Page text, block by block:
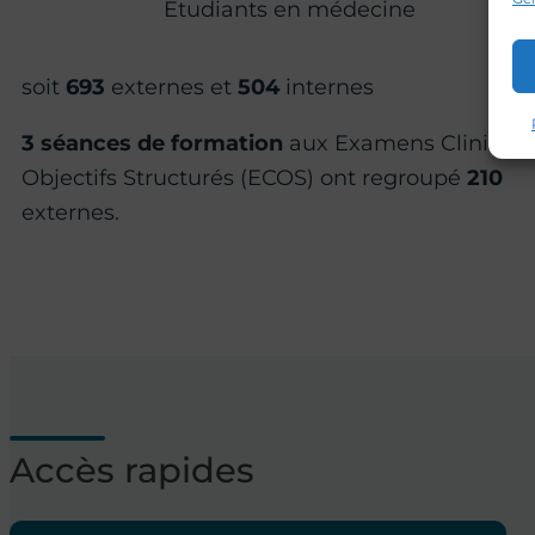
Étudiants en médecine
soit 693 externes et 504internes
3 séances de formation aux Examens Cliniques
Objectifs Structurés (ECOS) ont regroupé 210
externes.
Accès rapides